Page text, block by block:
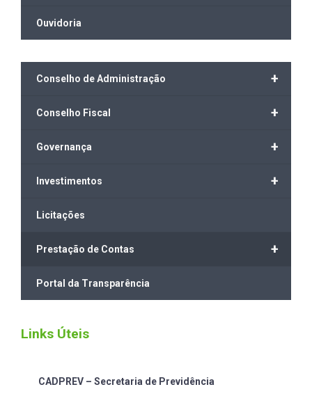
Ouvidoria
+
Conselho de Administração
+
Conselho Fiscal
+
Governança
+
Investimentos
Licitações
+
Prestação de Contas
Portal da Transparência
Links Úteis
CADPREV – Secretaria de Previdência